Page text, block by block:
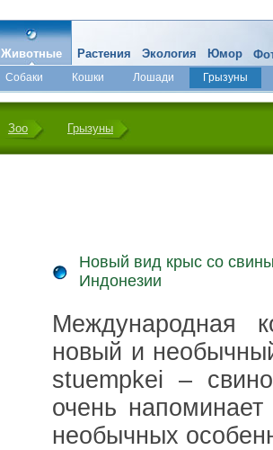
Животные
Собаки Кошки Лошади
Грызуны
Микромир
Растения Экология Юмор
Зоо Грызуны
Новый вид крыс со
Индонезии
Международная
новый и
stuempkei –
очень
необычных